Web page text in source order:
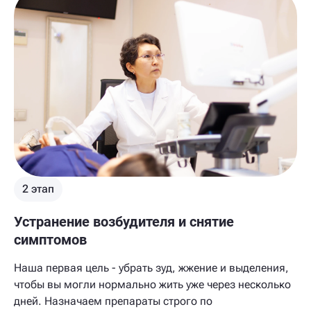
2 этап
Устранение возбудителя и снятие
симптомов
Наша первая цель - убрать зуд, жжение и выделения,
чтобы вы могли нормально жить уже через несколько
дней. Назначаем препараты строго по